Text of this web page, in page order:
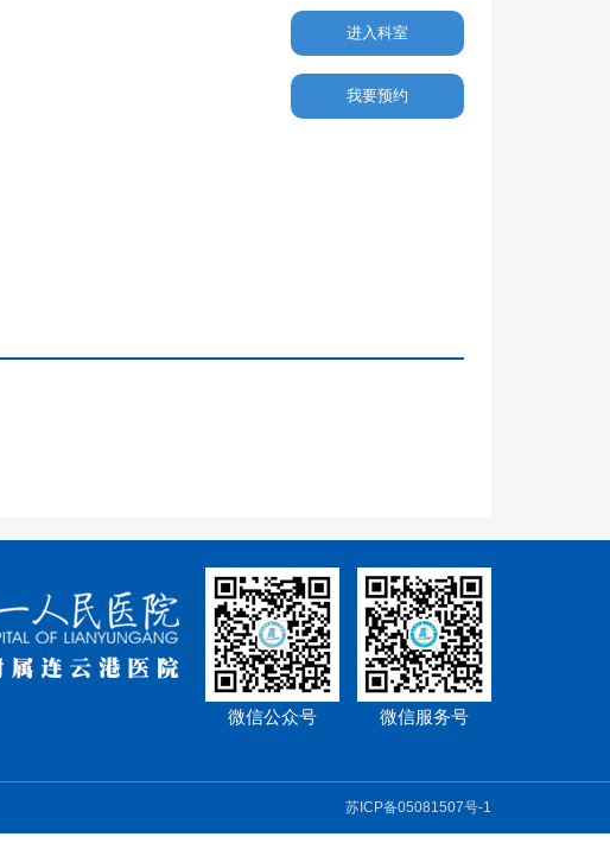
进入科室
我要预约
微信公众号 微信服务号
苏ICP备05081507号-1